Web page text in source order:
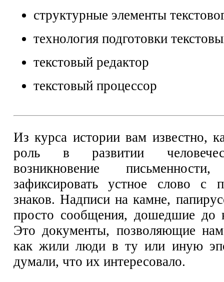
структурные элементы
технология подготовки
текстовый редактор
текстовый процессор
Из курса истории вам известно,
роль в развитии
возникновение
зафиксировать устное слово с
знаков. Надписи на камне,
просто сообщения, дошедшие до
Это документы, позволяющие
как жили люди в ту или иную
думали, что их интересовало.